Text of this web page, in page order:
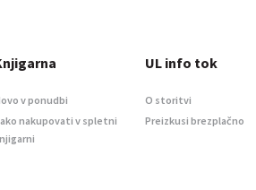
v ponudbi
nakupovati v spletni
UL info tok
O storitvi
Preizkusi brezplačno